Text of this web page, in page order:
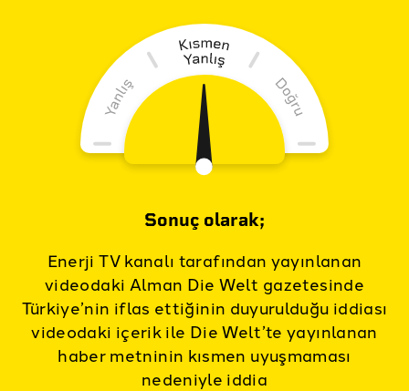
Sonuç olarak;
Enerji TV kanalı tarafından yayınlanan
videodaki Alman Die Welt gazetesinde
Türkiye’nin iflas ettiğinin duyurulduğu iddiası
videodaki içerik ile Die Welt’te yayınlanan
haber metninin kısmen uyuşmaması
nedeniyle iddia